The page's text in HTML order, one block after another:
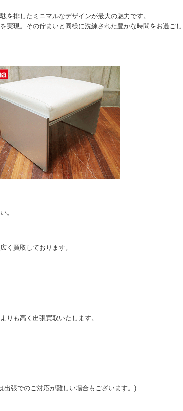
を排したミニマルなデザインが最大の魅力です。
実現。その佇まいと同様に洗練された豊かな時間をお過ご
。
く買取しております。
りも高く出張買取いたします。
張でのご対応が難しい場合もございます。)